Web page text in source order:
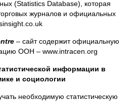
(Statistics Database), которая
журналов и официальных
– сайт содержит официальную
ООН – www.intracen.org
информации в
и социологии
необходимую статистическую